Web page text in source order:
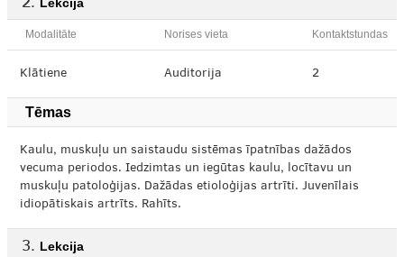
Modalitāte Norises vieta Kontaktstundas
Klātiene Auditorija 2
Tēmas
Kaulu, muskuļu un saistaudu sistēmas īpatnības dažādos
vecuma periodos. Iedzimtas un iegūtas kaulu, locītavu un
muskuļu patoloģijas. Dažādas etioloģijas artrīti. Juvenīlais
idiopātiskais artrīts. Rahīts.
Lekcija